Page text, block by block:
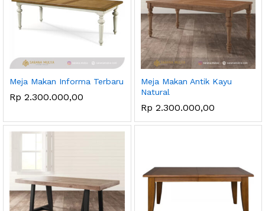
Meja Makan Informa Terbaru
Rp 2.300.000,00
Meja Makan Antik Kayu
Natural
Rp 2.300.000,00